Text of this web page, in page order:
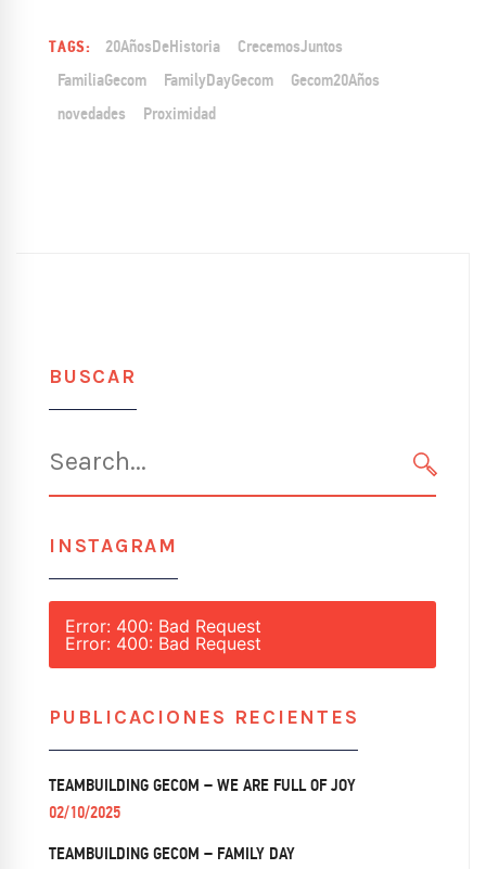
TAGS: 20AñosDeHistoria
CrecemosJuntos
FamiliaGecom
FamilyDayGecom
Gecom20Años
novedades
Proximidad
BUSCAR
for:
INSTAGRAM
Error: 400: Bad Request
Error: 400: Bad Request
PUBLICACIONES RECIENTES
TEAMBUILDING GECOM – WE ARE FULL OF JOY
02/10/2025
TEAMBUILDING GECOM – FAMILY DAY